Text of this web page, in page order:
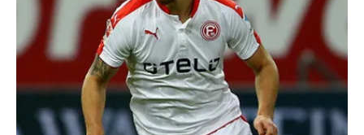
Sizlere daha iyi bir hizmet sunabilmek için İnternet
Sitemizde kendimize ve üçüncü kişilere ait çerezler
kullanılmaktadır. Bu çerezler vasıtasıyla çeşitli kişisel
verileriniz işlenmekte olup gerekli olan çerezler bilgi
toplumu hizmetlerinin sunulması amacıyla
kullanılmaktadır. Diğer çerezler, sitemizin daha işlevsel